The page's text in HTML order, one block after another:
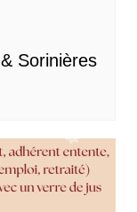
Sorinières